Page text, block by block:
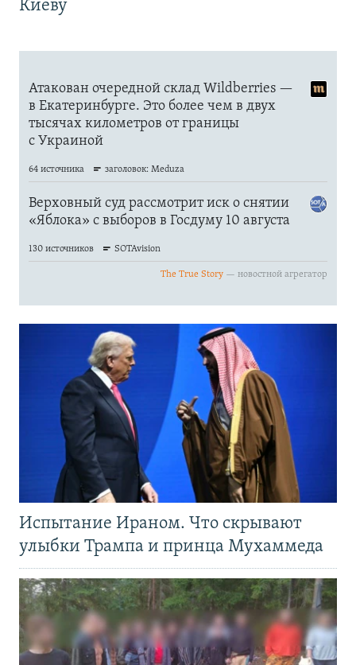
Киеву
Испытание Ираном. Что скрывают
улыбки Трампа и принца Мухаммеда